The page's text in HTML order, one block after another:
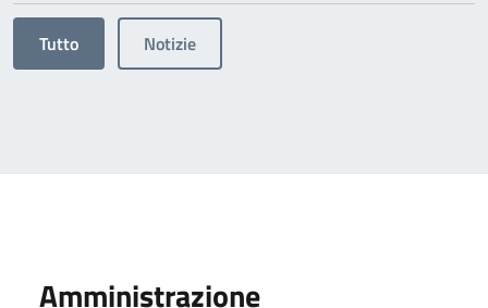
Tutto Notizie
Amministrazione